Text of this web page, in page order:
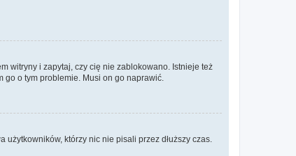
witryny i zapytaj, czy cię nie zablokowano. Istnieje też
o tym problemie. Musi on go naprawić.
którzy nic nie pisali przez dłuższy czas.